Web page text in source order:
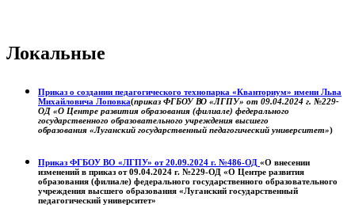
Локальные
Приказ о создании педагогического технопарка «Кванториум» имени Льва
Михайловича Лоповка(приказ ФГБОУ ВО «ЛГПУ» от 09.04.2024 г. №229-
ОД «О Центре развития образования (филиале) федерального
государственного образовательного учреждения высшего
образования «Луганский государственный педагогический университет»)
Приказ ФГБОУ ВО «ЛГПУ» от 20.09.2024 г. №486-ОД «О внесении
изменений в приказ от 09.04.2024 г. №229-ОД «О Центре развития
образования (филиале) федерального государственного образовательного
учреждения высшего образования «Луганский государственный
педагогический университет»